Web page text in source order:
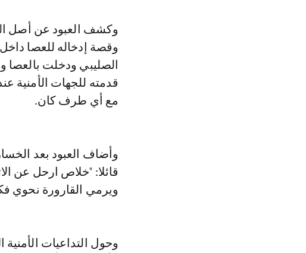
وكشف العبود عن أصل
وقصة إدخاله للعصا
الصليبي ودخلت
قدمته للجهات الأمنية
مع أي طرف كان.
وأضاف العبود بعد
قائلا: "خلاص ارحل عن
ويرمي القارورة نحوي
وحول التداعيات